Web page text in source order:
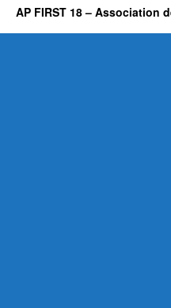
AP FIRST 18 – Association